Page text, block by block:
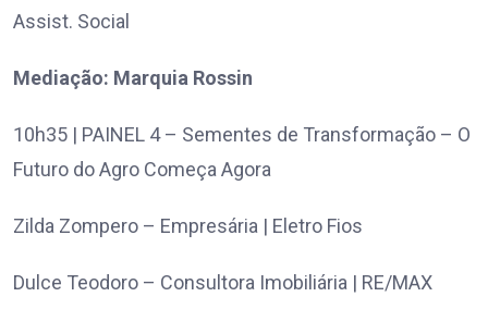
Assist. Social
Mediação: Marquia Rossin
10h35 | PAINEL 4 – Sementes de Transformação – O
Futuro do Agro Começa Agora
Zilda Zompero – Empresária | Eletro Fios
Dulce Teodoro – Consultora Imobiliária | RE/MAX